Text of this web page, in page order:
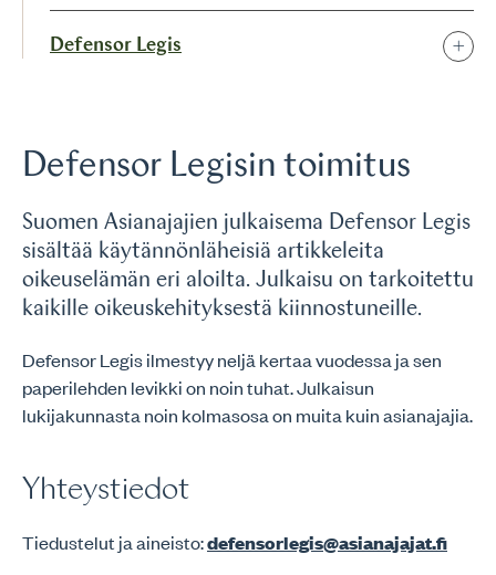
Defensor Legis
Defensor Legisin toimitus
Suomen Asianajajien julkaisema Defensor Legis
sisältää käytännönläheisiä artikkeleita
oikeuselämän eri aloilta. Julkaisu on tarkoitettu
kaikille oikeuskehityksestä kiinnostuneille.
Defensor Legis ilmestyy neljä kertaa vuodessa ja sen
paperilehden levikki on noin tuhat. Julkaisun
lukijakunnasta noin kolmasosa on muita kuin asianajajia.
Yhteystiedot
Tiedustelut ja aineisto:defensorlegis@asianajajat.fi